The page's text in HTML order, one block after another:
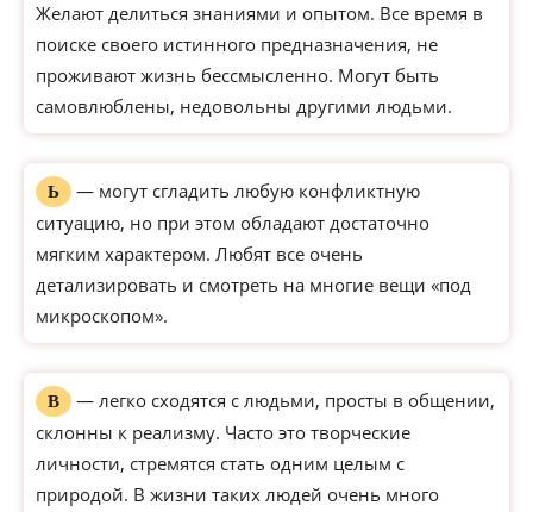
Желают делиться знаниями и опытом. Все время в
поиске своего истинного предназначения, не
проживают жизнь бессмысленно. Могут быть
самовлюблены, недовольны другими людьми.
Ь
— могут сгладить любую конфликтную
ситуацию, но при этом обладают достаточно
мягким характером. Любят все очень
детализировать и смотреть на многие вещи «под
микроскопом».
В
— легко сходятся с людьми, просты в общении,
склонны к реализму. Часто это творческие
личности, стремятся стать одним целым с
природой. В жизни таких людей очень много